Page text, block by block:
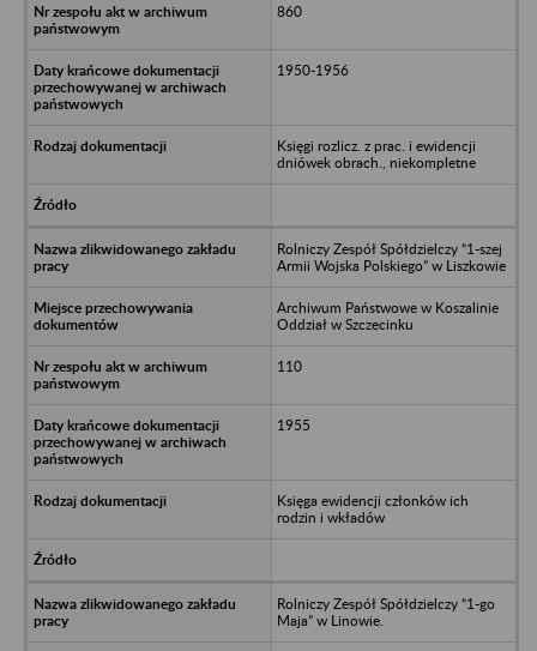
860
1950-1956
Księgi rozlicz. z prac. i ewidencji
dniówek obrach., niekompletne
Rolniczy Zespół Spółdzielczy “1-szej
Armii Wojska Polskiego” w Liszkowie
Archiwum Państwowe w Koszalinie
Oddział w Szczecinku
110
1955
Księga ewidencji członków ich
rodzin i wkładów
Rolniczy Zespół Spółdzielczy “1-go
Maja” w Linowie.